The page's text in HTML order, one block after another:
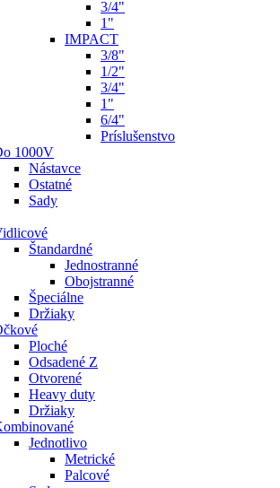
3/4"
1"
IMPACT
3/8"
1/2"
3/4"
1"
6/4"
Príslušenstvo
1000V
Nástavce
Ostatné
Sady
Štandardné
Jednostranné
Obojstranné
Špeciálne
Držiaky
Ploché
Odsadené Z
Otvorené
Heavy duty
Držiaky
Jednotlivo
Metrické
Palcové